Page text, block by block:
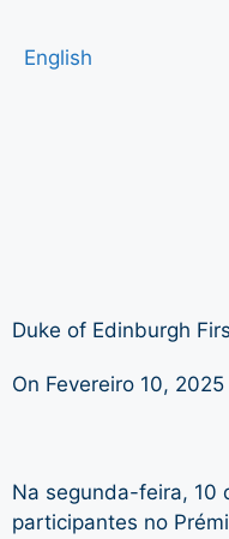
English
Duke of Edinburgh
On Fevereiro 10, 2025
Na segunda-feira, 10
participantes no